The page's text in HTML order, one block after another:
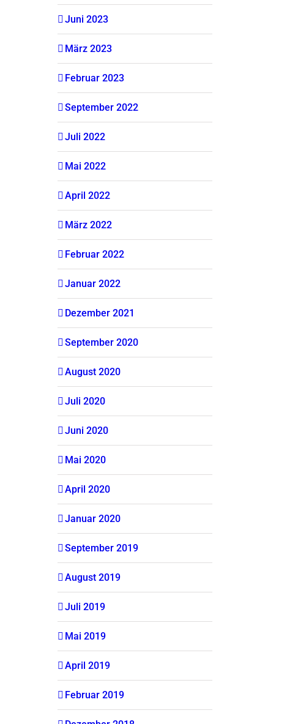
Juni 2023
März 2023
Februar 2023
September 2022
Juli 2022
Mai 2022
April 2022
März 2022
Februar 2022
Januar 2022
Dezember 2021
September 2020
August 2020
Juli 2020
Juni 2020
Mai 2020
April 2020
Januar 2020
September 2019
August 2019
Juli 2019
Mai 2019
April 2019
Februar 2019